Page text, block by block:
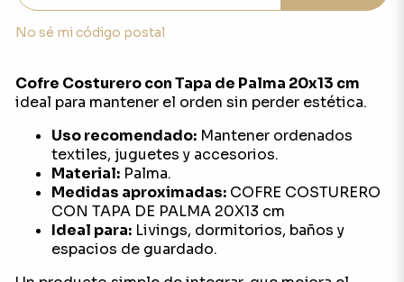
No sé mi código postal
Cofre Costurero con Tapa de Palma 20x13 cm
ideal para mantener el orden sin perder estética.
Uso recomendado:Mantener ordenados
textiles, juguetes y accesorios.
Material:Palma.
Medidas aproximadas:COFRE COSTURERO
CON TAPA DE PALMA 20X13 cm
Ideal para:Livings, dormitorios, baños y
espacios de guardado.